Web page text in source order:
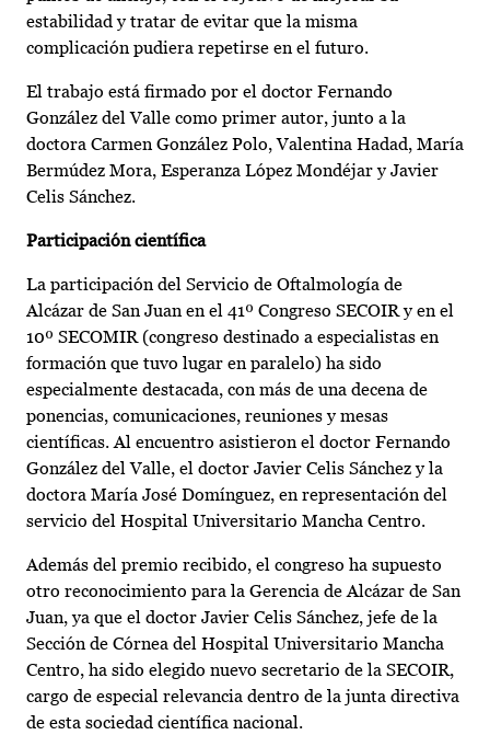
estabilidad y tratar de evitar que la misma
complicación pudiera repetirse en el futuro.
El trabajo está firmado por el doctor Fernando
González del Valle como primer autor, junto a la
doctora Carmen González Polo, Valentina Hadad, María
Bermúdez Mora, Esperanza López Mondéjar y Javier
Celis Sánchez.
Participación científica
La participación del Servicio de Oftalmología de
Alcázar de San Juan en el 41º Congreso SECOIR y en el
10º SECOMIR (congreso destinado a especialistas en
formación que tuvo lugar en paralelo) ha sido
especialmente destacada, con más de una decena de
ponencias, comunicaciones, reuniones y mesas
científicas. Al encuentro asistieron el doctor Fernando
González del Valle, el doctor Javier Celis Sánchez y la
doctora María José Domínguez, en representación del
servicio del Hospital Universitario Mancha Centro.
Además del premio recibido, el congreso ha supuesto
otro reconocimiento para la Gerencia de Alcázar de San
Juan, ya que el doctor Javier Celis Sánchez, jefe de la
Sección de Córnea del Hospital Universitario Mancha
Centro, ha sido elegido nuevo secretario de la SECOIR,
cargo de especial relevancia dentro de la junta directiva
de esta sociedad científica nacional.